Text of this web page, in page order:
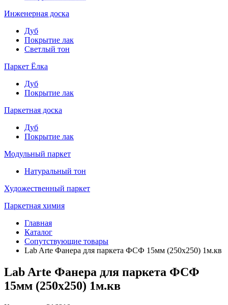
Инженерная доска
Дуб
Покрытие лак
Светлый тон
Паркет Ёлка
Дуб
Покрытие лак
Паркетная доска
Дуб
Покрытие лак
Модульный паркет
Натуральный тон
Художественный паркет
Паркетная химия
Главная
Каталог
Сопутствующие товары
Lab Arte Фанера для паркета ФСФ 15мм (250х250) 1м.кв
Lab Arte Фанера для паркета ФСФ
15мм (250х250) 1м.кв